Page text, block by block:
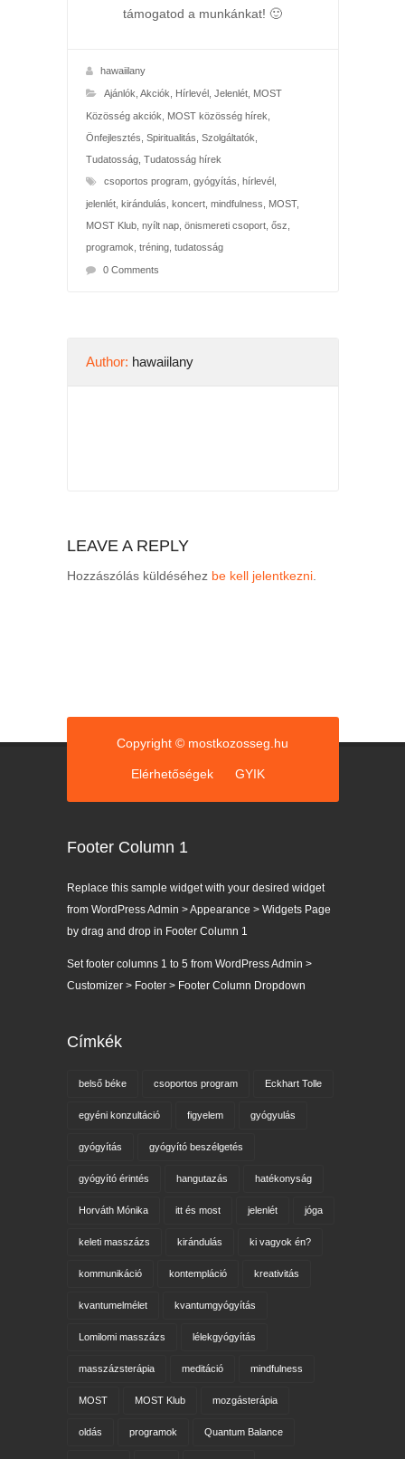
támogatod a munkánkat! 🙂
hawaiilany
Ajánlók Akciók Hírlevél, Jelenlét, MOST
Közösség akciók MOST közösség hírek
Önfejlesztés Spiritualitás Szolgáltatók
Tudatosság, Tudatosság hírek
csoportos program, gyógyítás hírlevél,
jelenlét, kirándulás koncert, mindfulness MOST,
MOST Klub, nyílt nap, önismereti csoport, ősz
programok tréning, tudatosság
0 Comments
Author: hawaiilany
LEAVE A REPLY
Hozzászólás küldéséhez be kell jelentkezni.
Copyright © mostkozosseg.hu
Elérhetőségek GYIK
Footer Column 1
Replace this sample widget with your desired widget
from WordPress Admin > Appearance > Widgets Page
by drag and drop in Footer Column 1
Set footer columns 1 to 5 from WordPress Admin >
Customizer > Footer > Footer Column Dropdown
Címkék
belső béke csoportos program Eckhart Tolle
egyéni konzultáció figyelem gyógyulás
gyógyítás gyógyító beszélgetés
gyógyító érintés hangutazás hatékonyság
Horváth Mónika itt és most jelenlét jóga
keleti masszázs kirándulás ki vagyok én?
kommunikáció kontempláció kreativitás
kvantumelmélet kvantumgyógyítás
Lomilomi masszázs lélekgyógyítás
masszázsterápia meditáció mindfulness
MOST MOST Klub mozgásterápia
oldás programok Quantum Balance